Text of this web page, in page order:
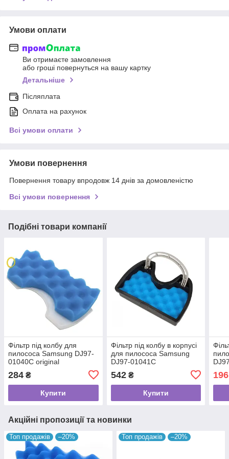
Умови оплати
Ви отримаєте замовлення
або гроші повернуться на вашу картку
Детальніше
Післяплата
Оплата на рахунок
Всі умови оплати
Умови повернення
Повернення товару впродовж 14 днів за домовленістю
Всі умови повернення
Подібні товари компанії
Фільтр під колбу для
пилососа Samsung DJ97-
01040C original
284 ₴
Купити
Фільтр під колбу в корпусі
для пилососа Samsung
DJ97-01041C
542₴
Купити
196
Акційні пропозиції та новинки
Топ продажів –20% Топ продажів –20%